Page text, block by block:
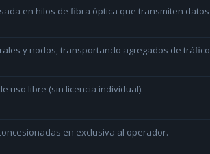
en hilos de fibra óptica que transmiten datos
y nodos, transportando agregados de tráfico
uso libre (sin licencia individual).
en exclusiva al operador.